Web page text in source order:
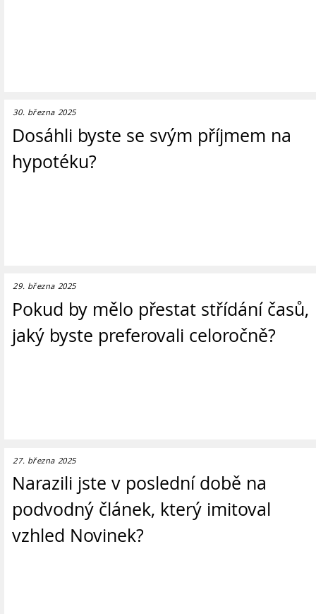
30. března 2025
Dosáhli byste se svým příjmem na
hypotéku?
29. března 2025
Pokud by mělo přestat střídání časů,
jaký byste preferovali celoročně?
27. března 2025
Narazili jste v poslední době na
podvodný článek, který imitoval
vzhled Novinek?